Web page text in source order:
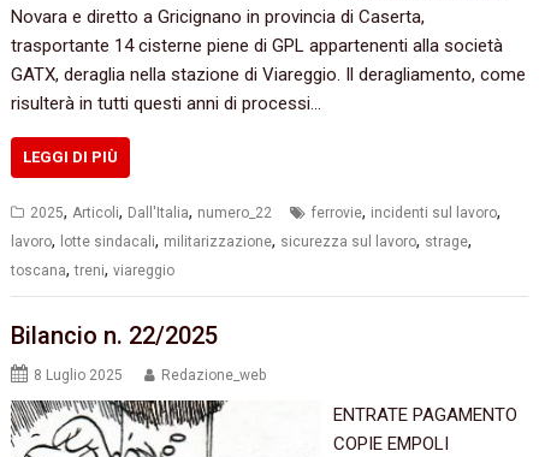
Novara e diretto a Gricignano in provincia di Caserta,
trasportante 14 cisterne piene di GPL appartenenti alla società
GATX, deraglia nella stazione di Viareggio. Il deragliamento, come
risulterà in tutti questi anni di processi…
LEGGI DI PIÙ
2025, Articoli, Dall'Italia, numero_22 ferrovie, incidenti sul lavoro,
lavoro, lotte sindacali, militarizzazione, sicurezza sul lavoro, strage,
toscana,treni,viareggio
Bilancio n. 22/2025
8 Luglio 2025 Redazione_web
ENTRATE PAGAMENTO
COPIE EMPOLI